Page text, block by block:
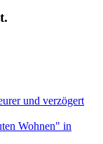
und verzögert
Wohnen" in